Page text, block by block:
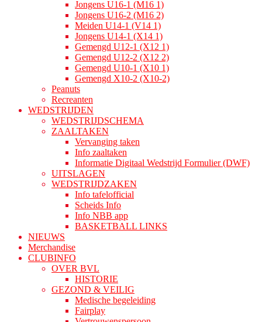
Jongens U16-1 (M16 1)
Jongens U16-2 (M16 2)
Meiden U14-1 (V14 1)
Jongens U14-1 (X14 1)
Gemengd U12-1 (X12 1)
Gemengd U12-2 (X12 2)
Gemengd U10-1 (X10 1)
Gemengd X10-2 (X10-2)
Peanuts
Recreanten
WEDSTRIJDEN
WEDSTRIJDSCHEMA
ZAALTAKEN
Vervanging taken
Info zaaltaken
Informatie Digitaal Wedstrijd Formulier (DWF)
UITSLAGEN
WEDSTRIJDZAKEN
Info tafelofficial
Scheids Info
Info NBB app
BASKETBALL LINKS
NIEUWS
Merchandise
CLUBINFO
OVER BVL
HISTORIE
GEZOND & VEILIG
Medische begeleiding
Fairplay